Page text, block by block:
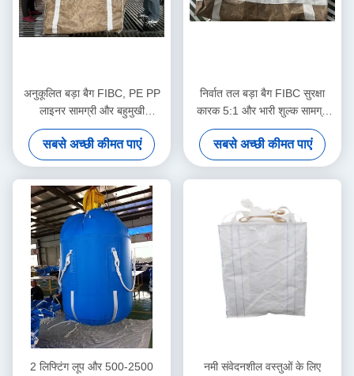
अनुकूलित बड़ा बैग FIBC, PE PP
लाइनर सामग्री और बहुमुखी
अनुप्रयोगों के लिए सादे डिस्चार्ज
स्पआउट के साथ
सबसे अच्छी कीमत पाएं
निर्वात तल बड़ा बैग FIBC सुरक्षा
कारक 5:1 और भारी शुल्क सामग्री
हैंडलिंग के लिए यूवी प्रतिरोधी कोटिंग
के साथ
सबसे अच्छी कीमत पाएं
2 लिफ्टिंग लूप और 500-2500
नमी संवेदनशील वस्तुओं के लिए